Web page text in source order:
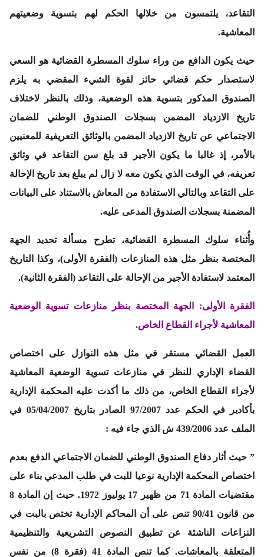
التقاعد، يلتمسون من خلالها الحكم لهم بتسوية وضعيتهم
المعاشية.
حيث يكون الدافع من وراء سلوك المسطرة القضائية هو السعي
لاستصدار حكم قضائي حائز لقوة الشيء المقضي به يلزم
الصندوق المذكور بتسوية هذه الوضعية، وذلك بالنظر لاختلاف
تاريخ الازدياد المضمن بسجلات الصندوق الوطني للضمان
الاجتماعي عن تاريخ الازدياد المضمن بالوثائق التعريفية للمعنيين
بالأمر، إذ غالبا ما يكون الأجير قد بلغ سن التقاعد في وثائق
تعريفه، في الوقت الذي يكون معه لا زال لم يبلغ بعد تاريخ الإحالة
على التقاعد وبالتالي الاستفادة من المعاش بالاستناد على البيانات
المضمنة بسجلات الصندوق المدعى عليه.
وأُثناء سلوك المسطرة القضائية، تطرح مسألة تحديد الجهة
المختصة بنظر مثل هذه المنازعات (الفقرة الأولى)، وكذا التاريخ
المعتمد لاستفادة الأجير من الإحالة على التقاعد (الفقرة الثانية).
الفقرة الأولى: الجهة المختصة بنظر منازعات تسوية الوضعية
المعاشية لأجراء القطاع الخاص.
العمل القضائي مستقر في مثل هذه النوازل على اختصاص
القضاء الإداري للنظر في منازعات تسوية الوضعية المعاشية
لأجراء القطاع الخاص، من ذلك ما أكدت عليه المحكمة الإدارية
بأكادير في الحكم عدد 97/2007 الصادر بتاريخ 05/04/2007 في
الملف عدد 439/2006 ش الذي جاء فيه :
” حيث أثار دفاع الصندوق الوطني للضمان الاجتماعي الدفع بعدم
اختصاص المحكمة الإدارية نوعيا للبت في طلب المدعي بناء على
مقتضيات المادة 71 من ظهير 17 يوليوز 1972. حيث إن المادة 8
من قانون 90/41 تنص على أن المحاكم الإدارية تختص بالبت في
النزاعات الناشئة عن تطبيق النصوص التشريعية والتنظيمية
المتعلقة بالمعاشات. كما تنص المادة 41 (فقرة 8) من نفس